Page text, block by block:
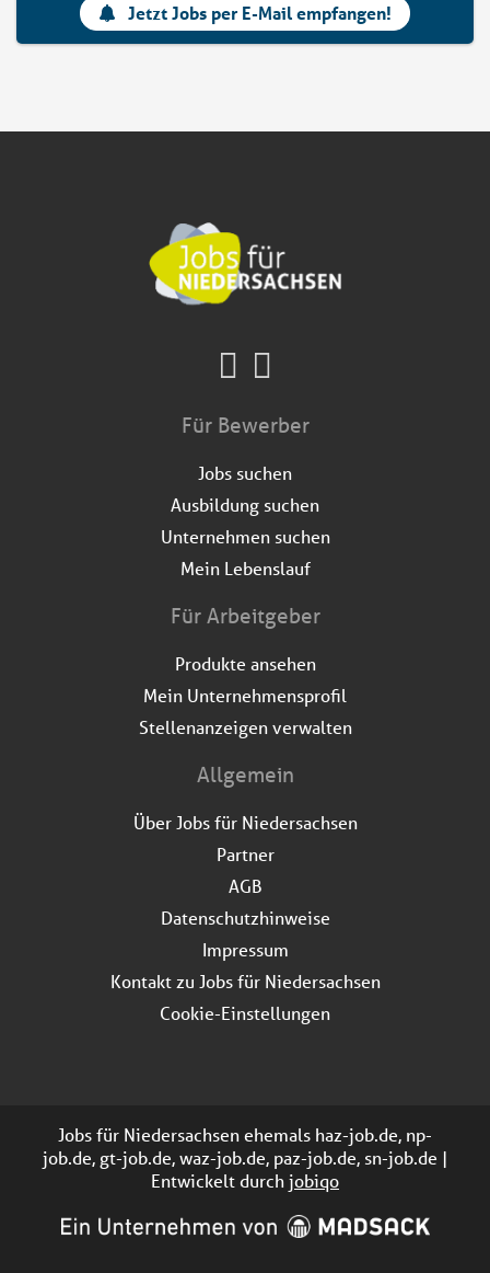
Jetzt Jobs per E-Mail empfangen!
Für Bewerber
Jobs suchen
Ausbildung suchen
Unternehmen suchen
Mein Lebenslauf
Für Arbeitgeber
Produkte ansehen
Mein Unternehmensprofil
Stellenanzeigen verwalten
Allgemein
Über Jobs für Niedersachsen
Partner
AGB
Datenschutzhinweise
Impressum
Kontakt zu Jobs für Niedersachsen
Cookie-Einstellungen
Jobs für Niedersachsen ehemals haz-job.de, np-
job.de, gt-job.de, waz-job.de, paz-job.de, sn-job.de |
Entwickelt durchjobiqo